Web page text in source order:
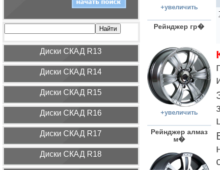
Диcки СКАД R13
Диcки СКАД R14
Диcки СКАД R15
Диcки СКАД R16
Диcки СКАД R17
Диcки СКАД R18
+увеличить
Рейнджер гр�
+увеличить
Рейнджер алмаз
м�